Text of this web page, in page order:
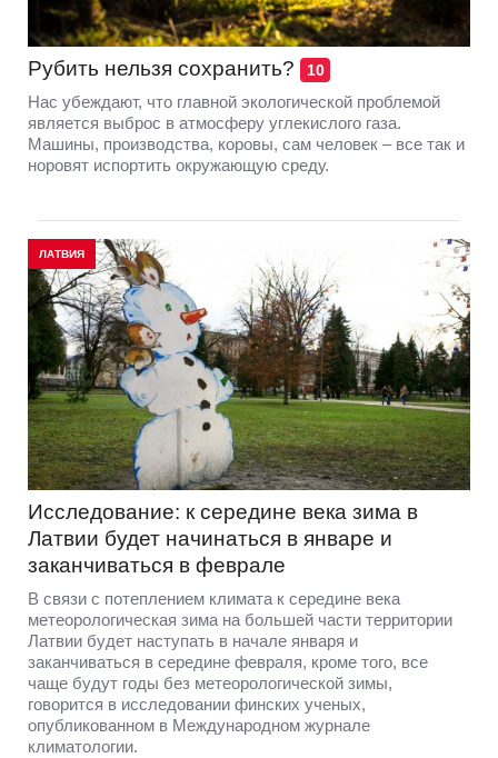
Рубить нельзя сохранить? 10
Нас убеждают, что главной экологической проблемой
является выброс в атмосферу углекислого газа.
Машины, производства, коровы, сам человек – все так и
норовят испортить окружающую среду.
ЛАТВИЯ
Исследование: к середине века зима в
Латвии будет начинаться в январе и
заканчиваться в феврале
В связи с потеплением климата к середине века
метеорологическая зима на большей части территории
Латвии будет наступать в начале января и
заканчиваться в середине февраля, кроме того, все
чаще будут годы без метеорологической зимы,
говорится в исследовании финских ученых,
опубликованном в Международном журнале
климатологии.